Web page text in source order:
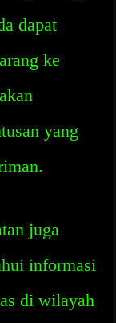
dapat
ke
yang
juga
informasi
di wilayah